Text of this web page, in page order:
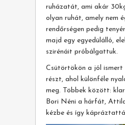
ruházatát, ami akár
olyan ruhát, amely nem
rendőrségen pedig
majd egy egyedülálló,
szirénáit próbálgattuk.
Csütörtökön a jól ismert
részt, ahol különféle
meg. Többek között:
Bori Néni a hárfát,
kézbe és így